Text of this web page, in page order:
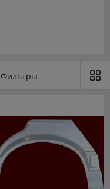
Фильтры